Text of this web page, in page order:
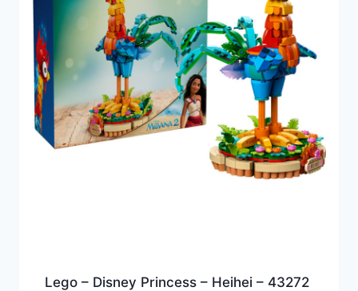
Lego – Disney Princess – Heihei – 43272